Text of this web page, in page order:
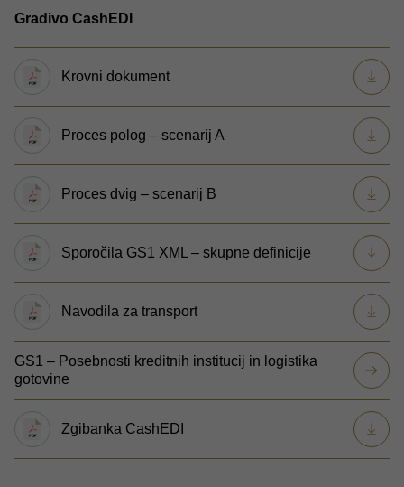
Gradivo CashEDI
Krovni dokument
Proces polog – scenarij A
Proces dvig – scenarij B
Sporočila GS1 XML – skupne definicije
Navodila za transport
GS1 – Posebnosti kreditnih institucij in logistika
gotovine
Zgibanka CashEDI